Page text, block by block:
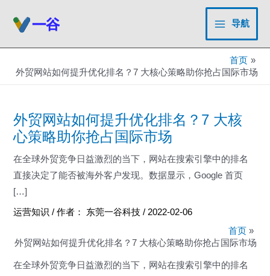
Main
Menu
导航
首页
外贸网站如何提升优化排名？7 大核心策略助你抢占国际市场
外贸网站如何提升优化排名？7 大核
心策略助你抢占国际市场
在全球外贸竞争日益激烈的当下，网站在搜索引擎中的排名
直接决定了能否被海外客户发现。数据显示，Google 首页
[…]
运营知识 / 作者： 东莞一谷科技/ 2022-02-06
首页
外贸网站如何提升优化排名？7 大核心策略助你抢占国际市场
在全球外贸竞争日益激烈的当下，网站在搜索引擎中的排名